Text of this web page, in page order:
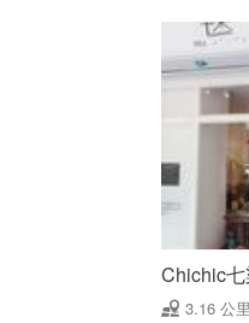
Chichic七
3.16 公里